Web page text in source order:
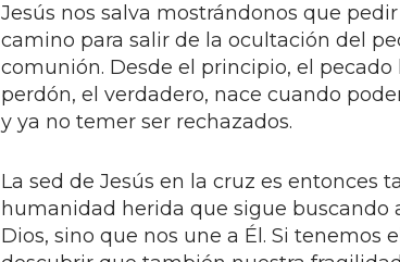
Jesús nos salva mostrándonos que
camino para salir de la ocultación del
comunión. Desde el principio, el pecado
perdón, el verdadero, nace cuando
y ya no temer ser rechazados.
La sed de Jesús en la cruz es entonces
humanidad herida que sigue buscando
Dios, sino que nos une a Él. Si tenemos